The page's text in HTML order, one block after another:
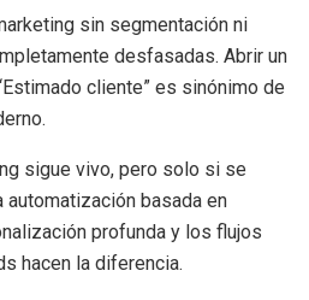
sin segmentación ni
desfasadas. Abrir un
cliente” es sinónimo de
sigue vivo, pero solo si se
basada en
profunda y los flujos
hacen la diferencia.